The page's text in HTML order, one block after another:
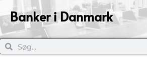
Banker i Danmark